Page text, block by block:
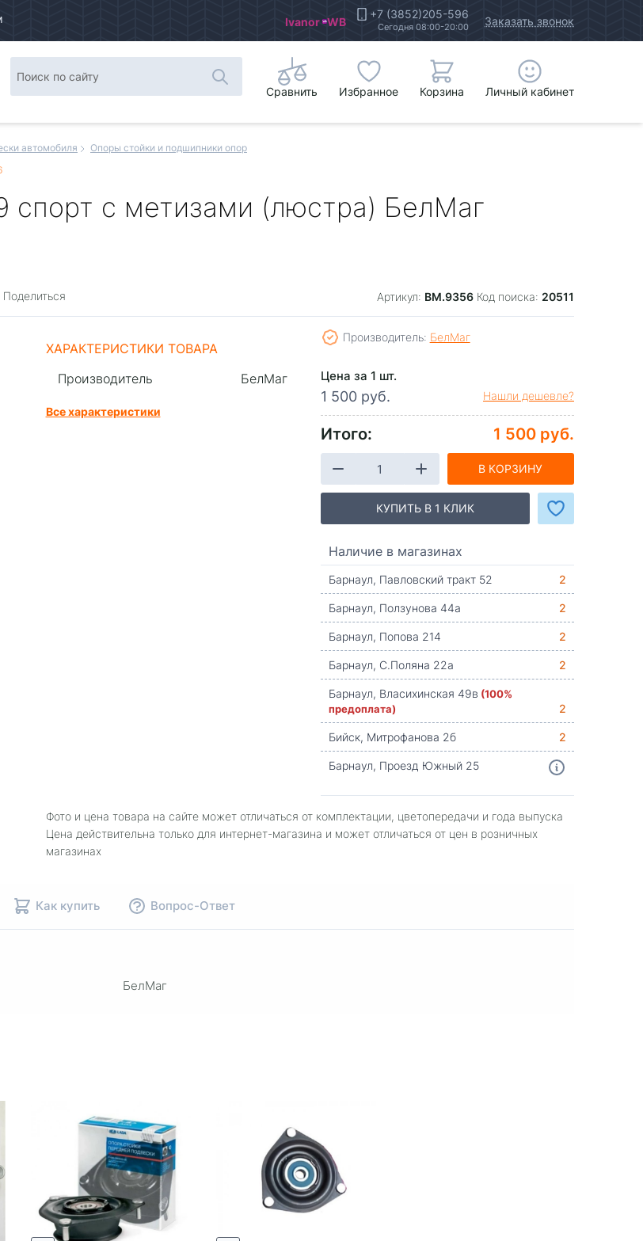
Ivanor WB +7 (3852)205-596
Сегодня 08:00-20:00 Заказать звонок
Сравнить Избранное Корзина Личный кабинет
автомобиля
Опоры стойки и подшипники опор
спорт с метизами (люстра) БелМаг
Поделиться Артикул: BM.9356 Код поиска: 20511
ХАРАКТЕРИСТИКИ ТОВАРА
Производитель
БелМаг
Все характеристики
Производитель: БелМаг
Цена за 1 шт.
1 500 руб. Нашли дешевле?
Итого: 1 500 руб.
В КОРЗИНУ
КУПИТЬ В 1 КЛИК
Наличие в магазинах
Барнаул, Павловский тракт 52
2
Барнаул, Ползунова 44а
2
Барнаул, Попова 214
2
Барнаул, С.Поляна 22а
2
Барнаул, Власихинская 49в (100%
предоплата)
2
Бийск, Митрофанова 2б
2
Барнаул, Проезд Южный 25
Фото и цена товара на сайте может отличаться от комплектации, цветопередачи и года выпуска
Цена действительна только для интернет-магазина и может отличаться от цен в розничных
магазинах
Как купить Вопрос-Ответ
БелМаг